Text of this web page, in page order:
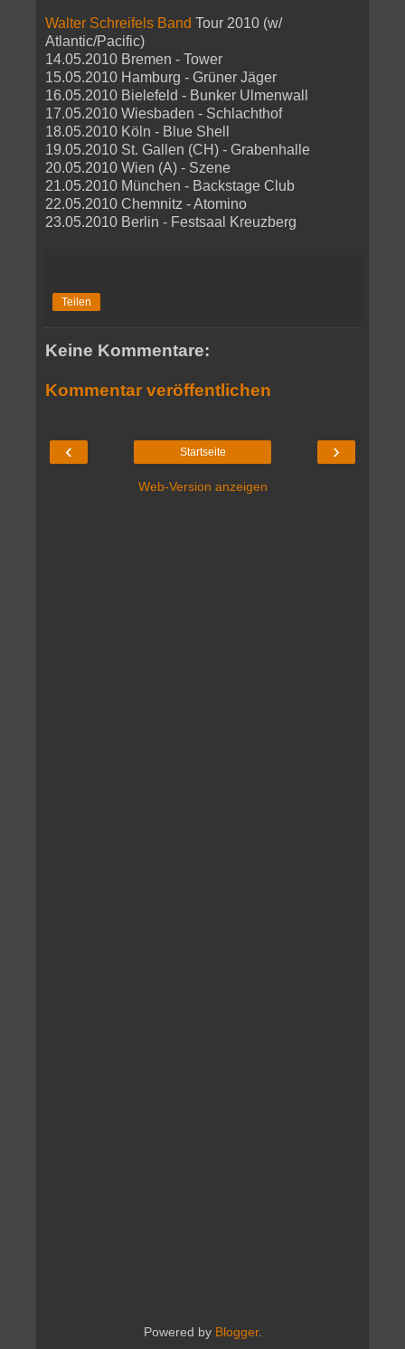
Walter Schreifels Band Tour 2010 (w/
Atlantic/Pacific)
14.05.2010 Bremen - Tower
15.05.2010 Hamburg - Grüner Jäger
16.05.2010 Bielefeld - Bunker Ulmenwall
17.05.2010 Wiesbaden - Schlachthof
18.05.2010 Köln - Blue Shell
19.05.2010 St. Gallen (CH) - Grabenhalle
20.05.2010 Wien (A) - Szene
21.05.2010 München - Backstage Club
22.05.2010 Chemnitz - Atomino
23.05.2010 Berlin - Festsaal Kreuzberg
Teilen
Keine Kommentare:
Kommentar veröffentlichen
‹ ›
Startseite
Web-Version anzeigen
Powered by Blogger.